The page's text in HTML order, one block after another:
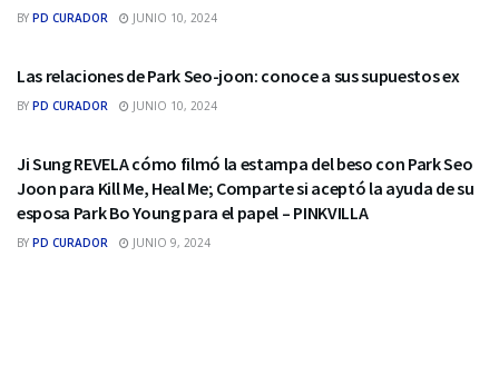
BY PD CURADOR JUNIO 10, 2024
Las relaciones de Park Seo-joon: conoce a sus supuestos ex
BY PD CURADOR JUNIO 10, 2024
Ji Sung REVELA cómo filmó la estampa del beso con Park Seo
Joon para Kill Me, Heal Me; Comparte si aceptó la ayuda de su
esposa Park Bo Young para el papel – PINKVILLA
BY PD CURADOR JUNIO 9, 2024